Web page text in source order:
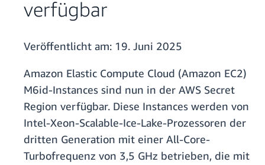
verfügbar
Veröffentlicht am: 19. Juni 2025
Amazon Elastic Compute Cloud (Amazon EC2)
M6id-Instances sind nun in der AWS Secret
Region verfügbar. Diese Instances werden von
Intel-Xeon-Scalable-Ice-Lake-Prozessoren der
dritten Generation mit einer All-Core-
Turbofrequenz von 3,5 GHz betrieben, die mit